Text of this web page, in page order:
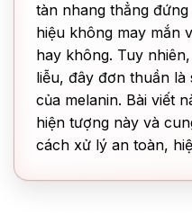
tàn nhang thẳng
hiệu không may mắn
hay không. Tuy
liễu, đây đơn thuần
của melanin. Bài viết
hiện tượng này và
cách xử lý an toàn,